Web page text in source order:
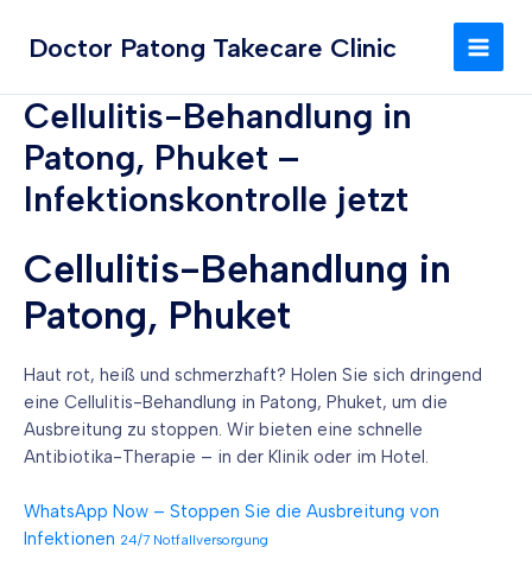
InhaltDoctor Patong Takecare Clinic
MAIN
Cellulitis-Behandlung in
Patong, Phuket –
Infektionskontrolle jetzt
Cellulitis-Behandlung in
Patong, Phuket
Haut rot, heiß und schmerzhaft? Holen Sie sich dringend
eine Cellulitis-Behandlung in Patong, Phuket, um die
Ausbreitung zu stoppen. Wir bieten eine schnelle
Antibiotika-Therapie – in der Klinik oder im Hotel.
WhatsApp Now – Stoppen Sie die Ausbreitung von
Infektionen 24/7 Notfallversorgung